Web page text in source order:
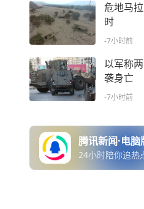
危地马
时
-7小时前
以军称
袭身亡
-7小时前
腾讯新闻·电脑
24小时陪你追热